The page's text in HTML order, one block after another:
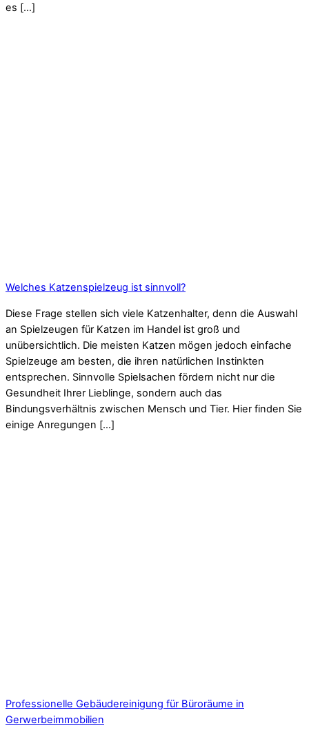
es […]
Welches Katzenspielzeug ist sinnvoll?
Diese Frage stellen sich viele Katzenhalter, denn die Auswahl
an Spielzeugen für Katzen im Handel ist groß und
unübersichtlich. Die meisten Katzen mögen jedoch einfache
Spielzeuge am besten, die ihren natürlichen Instinkten
entsprechen. Sinnvolle Spielsachen fördern nicht nur die
Gesundheit Ihrer Lieblinge, sondern auch das
Bindungsverhältnis zwischen Mensch und Tier. Hier finden Sie
einige Anregungen […]
Professionelle Gebäudereinigung für Büroräume in
Gerwerbeimmobilien